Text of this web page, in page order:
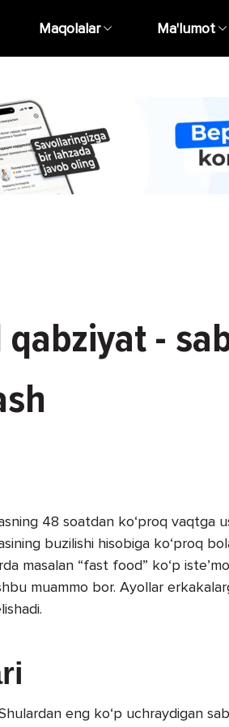
Maqolalar Ma'lumot
-
48 soatdan ko‘proq vaqtga
buzilishi hisobiga ko‘proq
masalan “fast food” ko‘p
muammo bor. Ayollar
eng ko‘p uchraydigan